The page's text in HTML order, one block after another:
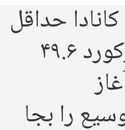
حداقل
۱۰۳ کشته، رکورد ۴۹.۶
را بجا